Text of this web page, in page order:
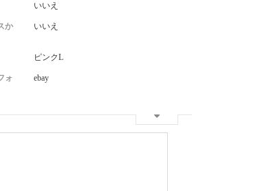
いいえ
か
いいえ
ピンクL
ォ
ebay